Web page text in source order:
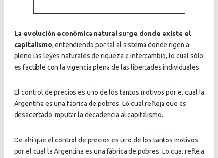
La evolución económica natural surge donde existe el
capitalismo, entendiendo por tal al sistema donde rigen a
pleno las leyes naturales de riqueza e intercambio, lo cual sólo
es factible con la vigencia plena de las libertades individuales.
El control de precios es uno de los tantos motivos por el cual la
Argentina es una fábrica de pobres. Lo cual refleja que es
desacertado imputar la decadencia al capitalismo.
De ahí que el control de precios es uno de los tantos motivos
por el cual la Argentina es una fábrica de pobres. Lo cual refleja